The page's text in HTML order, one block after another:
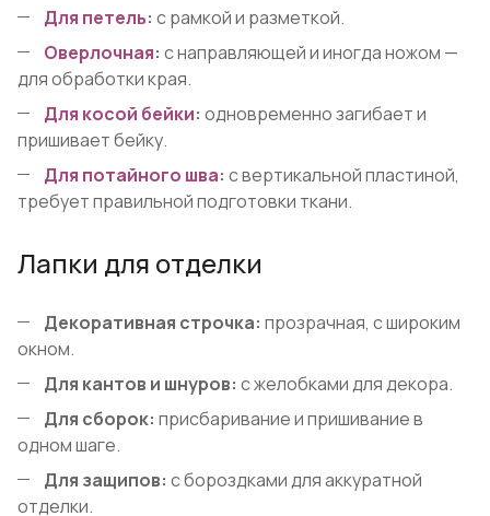
Для петель: с рамкой и разметкой.
Оверлочная: с направляющей и иногда ножом —
для обработки края.
Для косой бейки: одновременно загибает и
пришивает бейку.
Для потайного шва: с вертикальной пластиной,
требует правильной подготовки ткани.
Лапки для отделки
Декоративная строчка: прозрачная, с широким
окном.
Для кантов и шнуров: с желобками для декора.
Для сборок: присбаривание и пришивание в
одном шаге.
Для защипов: с бороздками для аккуратной
отделки.